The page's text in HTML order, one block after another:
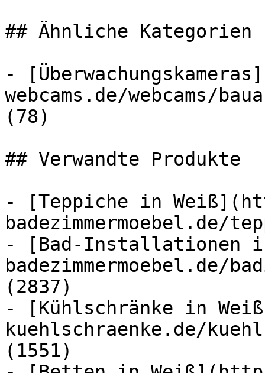
## Ähnliche Kategorien
-
webcams.de/webcams/
(78)
## Verwandte Produkte
- [Teppiche in
badezimmermoebel.de/
- [Bad-Installationen
badezimmermoebel.de/
(2837)
- [Kühlschränke in
kuehlschraenke.de/
(1551)